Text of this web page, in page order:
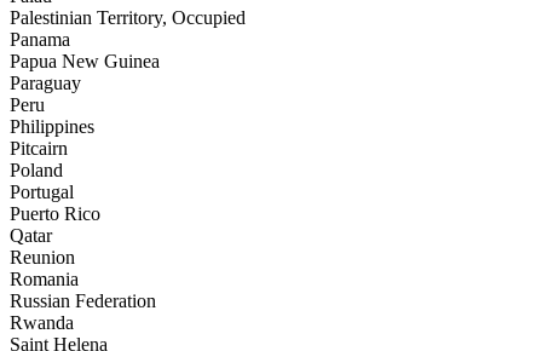
Palestinian Territory, Occupied
Panama
Papua New Guinea
Paraguay
Peru
Philippines
Pitcairn
Poland
Portugal
Puerto Rico
Qatar
Reunion
Romania
Russian Federation
Rwanda
Saint Helena